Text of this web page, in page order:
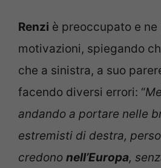
Renzi è preoccupato e
motivazioni, spiegando
che a sinistra, a suo
facendo diversi errori: “
andando a portare nelle
estremisti di destra,
credono nell’Europa,